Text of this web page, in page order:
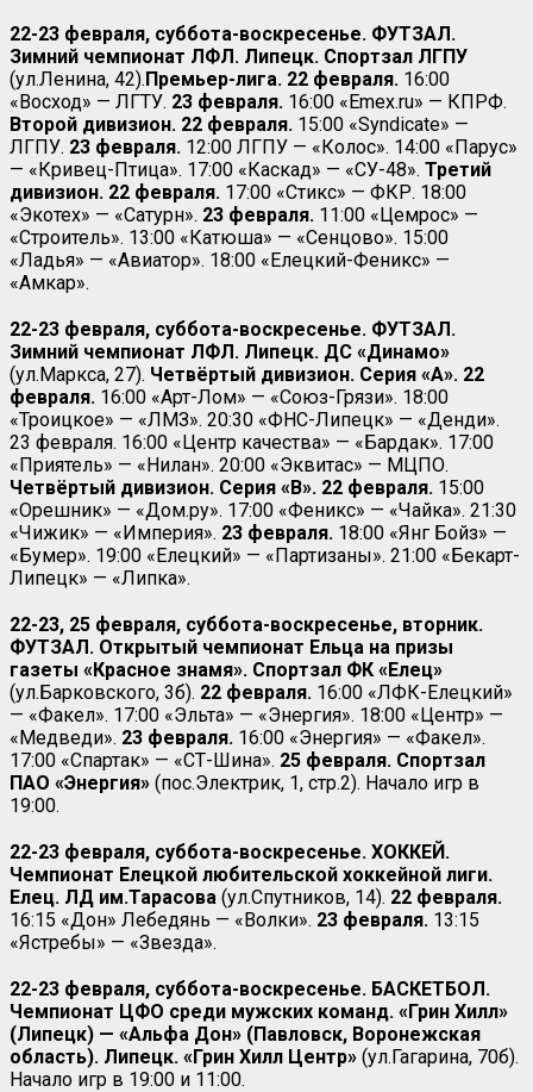
22-23 февраля, суббота-воскресенье. ФУТЗАЛ.
Зимний чемпионат ЛФЛ. Липецк. Спортзал ЛГПУ
(ул.Ленина, 42).Премьер-лига. 22 февраля. 16:00
«Восход» — ЛГТУ. 23 февраля. 16:00 «Emex.ru» — КПРФ.
Второй дивизион. 22 февраля. 15:00 «Syndicate» —
ЛГПУ. 23 февраля. 12:00 ЛГПУ — «Колос». 14:00 «Парус»
— «Кривец-Птица». 17:00 «Каскад» — «СУ-48». Третий
дивизион. 22 февраля. 17:00 «Стикс» — ФКР. 18:00
«Экотех» — «Сатурн». 23 февраля. 11:00 «Цемрос» —
«Строитель». 13:00 «Катюша» — «Сенцово». 15:00
«Ладья» — «Авиатор». 18:00 «Елецкий-Феникс» —
«Амкар».
22-23 февраля, суббота-воскресенье. ФУТЗАЛ.
Зимний чемпионат ЛФЛ. Липецк. ДС «Динамо»
(ул.Маркса, 27). Четвёртый дивизион. Серия «А». 22
февраля. 16:00 «Арт-Лом» — «Союз-Грязи». 18:00
«Троицкое» — «ЛМЗ». 20:30 «ФНС-Липецк» — «Денди».
23 февраля. 16:00 «Центр качества» — «Бардак». 17:00
«Приятель» — «Нилан». 20:00 «Эквитас» — МЦПО.
Четвёртый дивизион. Серия «B». 22 февраля. 15:00
«Орешник» — «Дом.ру». 17:00 «Феникс» — «Чайка». 21:30
«Чижик» — «Империя». 23 февраля. 18:00 «Янг Бойз» —
«Бумер». 19:00 «Елецкий» — «Партизаны». 21:00 «Бекарт-
Липецк» — «Липка».
22-23, 25 февраля, суббота-воскресенье, вторник.
ФУТЗАЛ. Открытый чемпионат Ельца на призы
газеты «Красное знамя». Спортзал ФК «Елец»
(ул.Барковского, 3б). 22 февраля. 16:00 «ЛФК-Елецкий»
— «Факел». 17:00 «Эльта» — «Энергия». 18:00 «Центр» —
«Медведи». 23 февраля. 16:00 «Энергия» — «Факел».
17:00 «Спартак» — «СТ-Шина». 25 февраля. Спортзал
ПАО «Энергия» (пос.Электрик, 1, стр.2). Начало игр в
19:00.
22-23 февраля, суббота-воскресенье. ХОККЕЙ.
Чемпионат Елецкой любительской хоккейной лиги.
Елец. ЛД им.Тарасова (ул.Спутников, 14). 22 февраля.
16:15 «Дон» Лебедянь — «Волки». 23 февраля. 13:15
«Ястребы» — «Звезда».
22-23 февраля, суббота-воскресенье. БАСКЕТБОЛ.
Чемпионат ЦФО среди мужских команд. «Грин Хилл»
(Липецк) — «Альфа Дон» (Павловск, Воронежская
область). Липецк. «Грин Хилл Центр» (ул.Гагарина, 70б).
Начало игр в 19:00 и 11:00.